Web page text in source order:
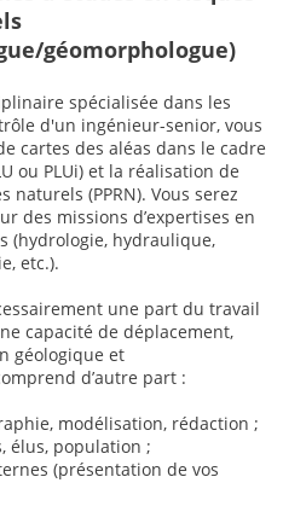
géomorphologue)
spécialisée dans les
d'un ingénieur-senior, vous
cartes des aléas dans le cadre
ou PLUi) et la réalisation de
(PPRN). Vous serez
des missions d’expertises en
(hydrologie, hydraulique,
etc.).
une part du travail
capacité de déplacement,
géologique et
d’autre part :
modélisation, rédaction ;
élus, population ;
(présentation de vos